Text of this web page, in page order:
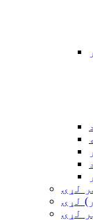
لړۍ
لړۍ
لړۍ